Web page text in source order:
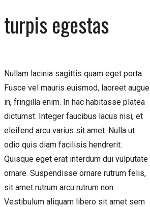
turpis egestas
Nullam lacinia sagittis quam eget porta.
Fusce vel mauris euismod, laoreet augue
in, fringilla enim. In hac habitasse platea
dictumst. Integer faucibus lacus nisi, et
eleifend arcu varius sit amet. Nulla ut
odio quis diam facilisis hendrerit.
Quisque eget erat interdum dui vulputate
ornare. Suspendisse ornare rutrum felis,
sit amet rutrum arcu rutrum non.
Vestibulum aliquam libero sit amet sem